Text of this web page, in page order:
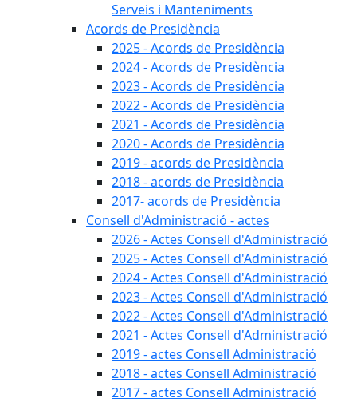
Serveis i Manteniments
Acords de Presidència
2025 - Acords de Presidència
2024 - Acords de Presidència
2023 - Acords de Presidència
2022 - Acords de Presidència
2021 - Acords de Presidència
2020 - Acords de Presidència
2019 - acords de Presidència
2018 - acords de Presidència
2017- acords de Presidència
Consell d'Administració - actes
2026 - Actes Consell d'Administració
2025 - Actes Consell d'Administració
2024 - Actes Consell d'Administració
2023 - Actes Consell d'Administració
2022 - Actes Consell d'Administració
2021 - Actes Consell d'Administració
2019 - actes Consell Administració
2018 - actes Consell Administració
2017 - actes Consell Administració